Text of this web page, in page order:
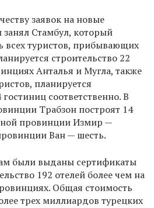
заявок на новые
Стамбул, который
всех туристов, прибывающих
строительство 22
Анталья и Мугла, также
планируется
соответственно. В
Трабзон построят 14
провинции Измир —
Ван — шесть.
были выданы сертификаты
192 отелей более чем на
Общая стоимость
трех миллиардов турецких